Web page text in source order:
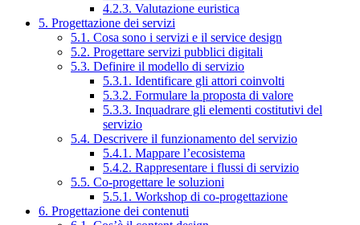
4.2.3. Valutazione euristica
5. Progettazione dei servizi
5.1. Cosa sono i servizi e il service design
5.2. Progettare servizi pubblici digitali
5.3. Definire il modello di servizio
5.3.1. Identificare gli attori coinvolti
5.3.2. Formulare la proposta di valore
5.3.3. Inquadrare gli elementi costitutivi del
servizio
5.4. Descrivere il funzionamento del servizio
5.4.1. Mappare l’ecosistema
5.4.2. Rappresentare i flussi di servizio
5.5. Co-progettare le soluzioni
5.5.1. Workshop di co-progettazione
6. Progettazione dei contenuti